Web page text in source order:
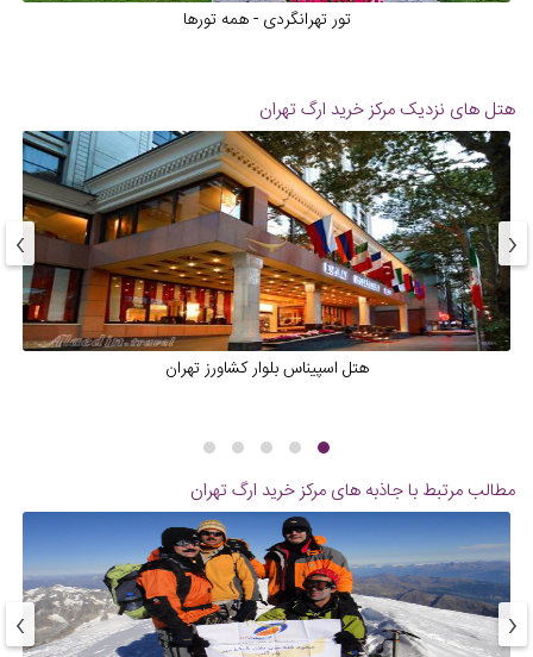
تور تهرانگردی - همه تورها
هتل های نزدیک مرکز خرید ارگ تهران
هتل اسپیناس بلوار کشاورز تهران
‹
›
مطالب مرتبط با جاذبه های مرکز خرید ارگ تهران
‹
›